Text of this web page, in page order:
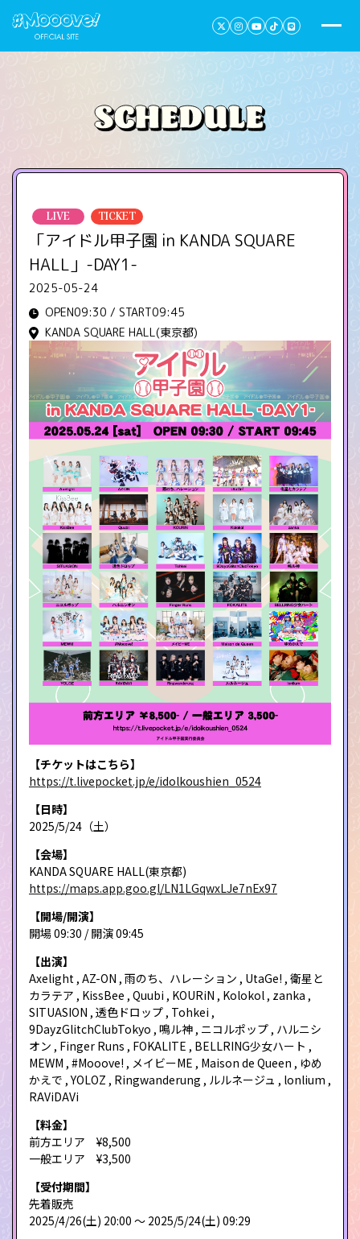
LIVE TICKET
「アイドル甲子園 in KANDA SQUARE
HALL」-DAY1-
2025-05-24
OPEN09:30 / START09:45
KANDA SQUARE HALL(東京都)
【チケットはこちら】
https://t.livepocket.jp/e/idolkoushien_0524
【日時】
2025/5/24（土）
【会場】
KANDA SQUARE HALL(東京都)
https://maps.app.goo.gl/LN1LGqwxLJe7nEx97
【開場/開演】
開場 09:30 / 開演 09:45
【出演】
Axelight , AZ-ON , 雨のち、ハレーション , UtaGe! , 衛星と
カラテア , KissBee , Quubi , KOURiN , Kolokol , zanka ,
SITUASION , 透色ドロップ , Tohkei ,
9DayzGlitchClubTokyo , 鳴ル神 , ニコルポップ , ハルニシ
オン , Finger Runs , FOKALITE , BELLRING少女ハート ,
MEWM , #Mooove! , メイビーME , Maison de Queen , ゆめ
かえで , YOLOZ , Ringwanderung , ルルネージュ , lonlium ,
RAViDAVi
【料金】
前方エリア ¥8,500
一般エリア ¥3,500
【受付期間】
先着販売
2025/4/26(土) 20:00 〜 2025/5/24(土) 09:29